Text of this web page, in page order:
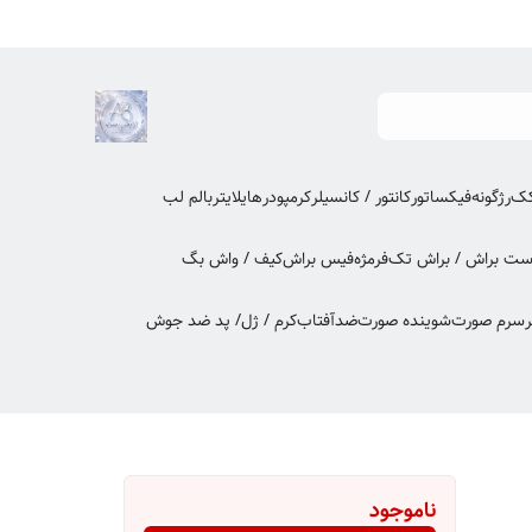
رژگونهفیکساتورکانتور / کانسیلرکرمپودرهایلایتربالم لب
ست براش / براش تکفرمژهفیس براشکیف / واش بگ
سرم صورتشوینده صورتضدآفتابکرم / ژل/ پد ضد جوش
ناموجود